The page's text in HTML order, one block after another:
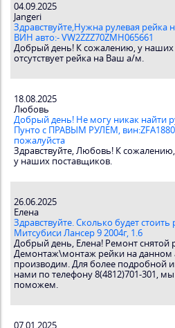
04.09.2025
Jangeri
Здравствуйте,Нужна рулевая рейка
ВИН авто:- VW2ZZZ70ZMH065661
Добрый день! К сожалению, у наших
отсутствует рейка на Ваш а/м.
18.08.2025
Любовь
Добрый день! Не могу никак найти
Пунто с ПРАВЫМ РУЛЕМ,
пожалуйста
Здравствуйте, Любовь! К
у наших поставщиков.
26.06.2025
Елена
Здравствуйте. Сколько будет
Митсубиси Лансер 9 2004г, 1.6
Добрый день, Елена! Ремонт снятой
Демонтаж\монтаж рейки на данном
производим. Для более подробной
нами по телефону 8(4812)701-301,
поможем.